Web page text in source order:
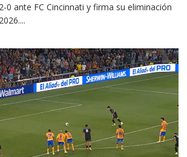
0 ante FC Cincinnati y firma su eliminación